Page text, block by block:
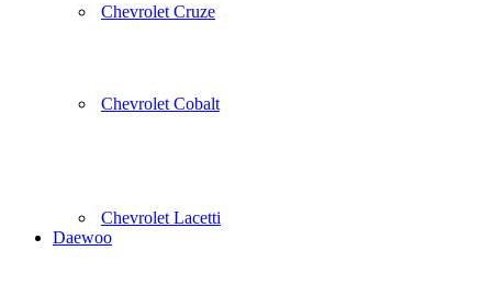
Chevrolet Cruze
Chevrolet Cobalt
Chevrolet Lacetti
Daewoo